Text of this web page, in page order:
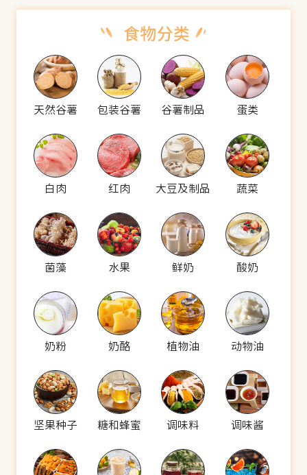
天然谷薯 包装谷薯 谷薯制品 蛋类
白肉 红肉 大豆及制品 蔬菜
菌藻 水果 鲜奶 酸奶
奶粉 奶酪 植物油 动物油
坚果种子 糖和蜂蜜 调味料 调味酱